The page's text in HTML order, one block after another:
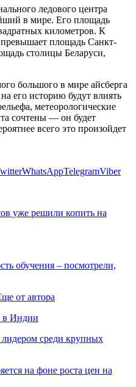
ледового центра
в мире. Его площадь
километров. К
превышает площадь Санкт-
столицы Беларуси,
большого в мире айсберга
его историю будут влиять
метеорологические
сочтены — он будет
всего это произойдет
WhatsAppTelegramViber
уже решили копить на
обучения – посмотрели,
от автора
в Индии
лидером среди крупных
на фоне роста цен на